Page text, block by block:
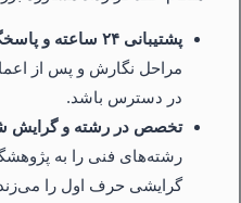
پشتیبانی ۲۴ ساعته و پاسخگویی منظم:
مراحل نگارش و پس از
در دسترس باشد.
تخصص در رشته و گرایش
رشته‌های فنی را به
گرایشی حرف اول را